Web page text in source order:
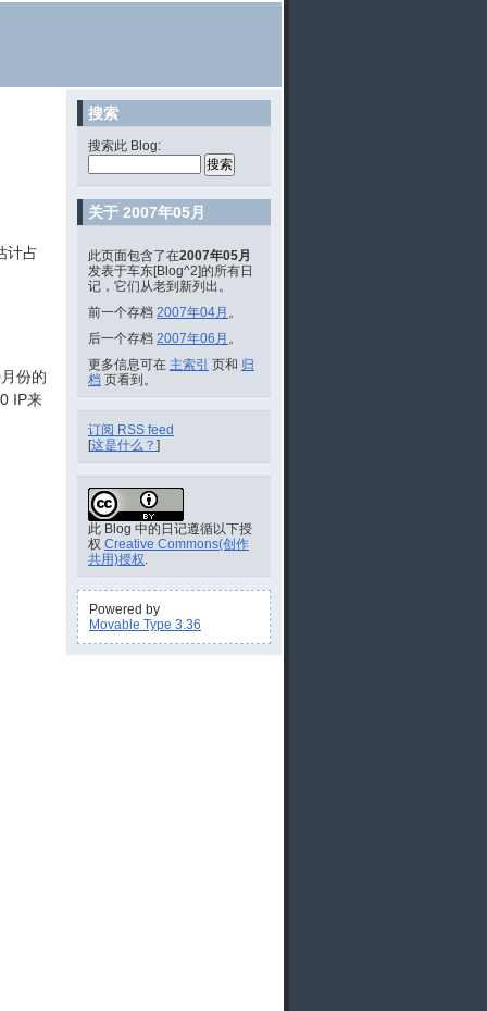
计占
份的
IP来
搜索
搜索此 Blog:
关于 2007年05月
此页面包含了在2007年05月
发表于车东[Blog^2]的所有日
记，它们从老到新列出。
前一个存档 2007年04月 。
后一个存档 2007年06月 。
更多信息可在 主索引 页和 归
档 页看到。
订阅 RSS feed
[这是什么？ ]
此 Blog 中的日记遵循以下授
权 Creative Commons(创作
共用)授权.
Powered by
Movable Type 3.36